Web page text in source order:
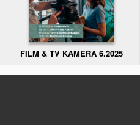
FILM & TV KAMERA 6.2025